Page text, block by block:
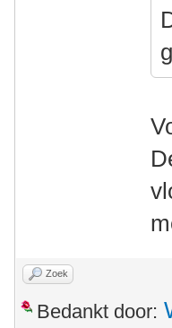
Zoek
Bedankt door: